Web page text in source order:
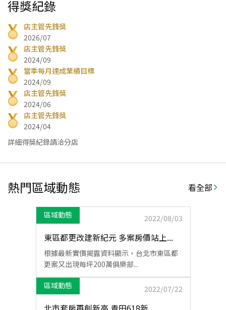
得獎紀錄
店主管先鋒獎
2026/07
店主管先鋒獎
2024/09
當季每月達成業績目標
2024/09
店主管先鋒獎
2024/06
店主管先鋒獎
2024/04
詳細得獎紀錄請洽分店
熱門區域動態 看全部
區域動態 2022/08/03
東區都更改建新紀元 多案房價站上...
根據最新實價揭露資料顯示，台北市東區都
更案又出現每坪200萬俱樂部...
區域動態 2022/07/22